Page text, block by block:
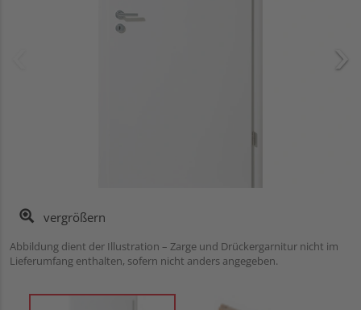
vergrößern
Abbildung dient der Illustration – Zarge und Drückergarnitur nicht im
Lieferumfang enthalten, sofern nicht anders angegeben.